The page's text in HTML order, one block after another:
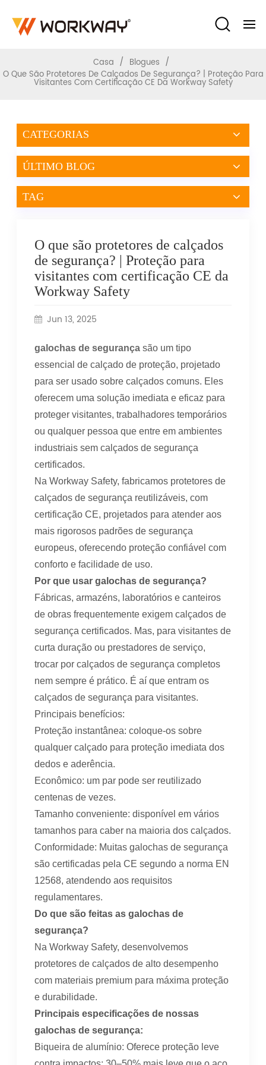
Casa / Blogues /
O Que São Protetores De Calçados De Segurança? | Proteção Para
Visitantes Com Certificação CE Da Workway Safety
CATEGORIAS
ÚLTIMO BLOG
TAG
O que são protetores de calçados
de segurança? | Proteção para
visitantes com certificação CE da
Workway Safety
Jun 13, 2025
galochas de segurança são um tipo
essencial de calçado de proteção, projetado
para ser usado sobre calçados comuns. Eles
oferecem uma solução imediata e eficaz para
proteger visitantes, trabalhadores temporários
ou qualquer pessoa que entre em ambientes
industriais sem calçados de segurança
certificados.
Na Workway Safety, fabricamos protetores de
calçados de segurança reutilizáveis, com
certificação CE, projetados para atender aos
mais rigorosos padrões de segurança
europeus, oferecendo proteção confiável com
conforto e facilidade de uso.
Por que usar galochas de segurança?
Fábricas, armazéns, laboratórios e canteiros
de obras frequentemente exigem calçados de
segurança certificados. Mas, para visitantes de
curta duração ou prestadores de serviço,
trocar por calçados de segurança completos
nem sempre é prático. É aí que entram os
calçados de segurança para visitantes.
Principais benefícios:
Proteção instantânea: coloque-os sobre
qualquer calçado para proteção imediata dos
dedos e aderência.
Econômico: um par pode ser reutilizado
centenas de vezes.
Tamanho conveniente: disponível em vários
tamanhos para caber na maioria dos calçados.
Conformidade: Muitas galochas de segurança
são certificadas pela CE segundo a norma EN
12568, atendendo aos requisitos
regulamentares.
Do que são feitas as galochas de
segurança?
Na Workway Safety, desenvolvemos
protetores de calçados de alto desempenho
com materiais premium para máxima proteção
e durabilidade.
Principais especificações de nossas
galochas de segurança:
Biqueira de alumínio: Oferece proteção leve